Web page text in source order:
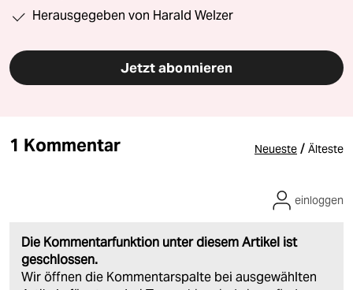
Herausgegeben von Harald Welzer
Jetzt abonnieren
1 Kommentar Neueste / Älteste
Die Kommentarfunktion unter diesem Artikel ist
geschlossen.
Wir öffnen die Kommentarspalte bei ausgewählten
einloggen